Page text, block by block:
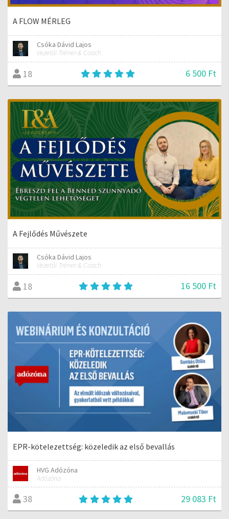
A FLOW MÉRLEG
Csóka Dávid Lajos
Vezetői Tréner & Coach
18 6 500 Ft
A Fejlődés Művészete
Csóka Dávid Lajos
Vezetői Tréner & Coach
18 16 500 Ft
EPR-kötelezettség: közeledik az első bevallás
HVG Adózóna
Adózóna
38 29 083 Ft